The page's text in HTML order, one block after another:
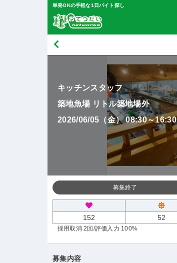
単発OKの手軽な1日バイト探し
キッチンスタッフ
築地魚場 リトル築地場外
2026/06/05（金） 08:30～16:30
募集終了
152 52
採用取消 2回 /評価入力 100%
募集内容